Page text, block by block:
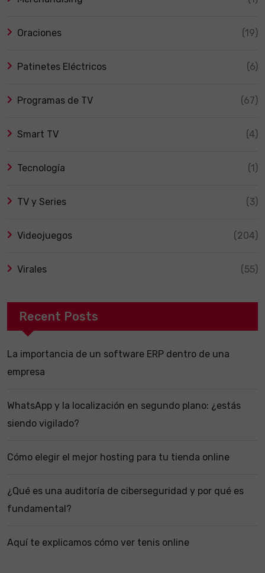
Oraciones (19)
Patinetes Eléctricos (6)
Programas de TV (67)
Smart TV (4)
Tecnología (1)
TV y Series (3)
Videojuegos (204)
Virales (55)
Recent Posts
La importancia de un software ERP dentro de una
empresa
WhatsApp y la localización en segundo plano: ¿estás
siendo vigilado?
Cómo elegir el mejor hosting para tu tienda online
¿Qué es una auditoría de ciberseguridad y por qué es
fundamental?
Aquí te explicamos cómo ver tenis online